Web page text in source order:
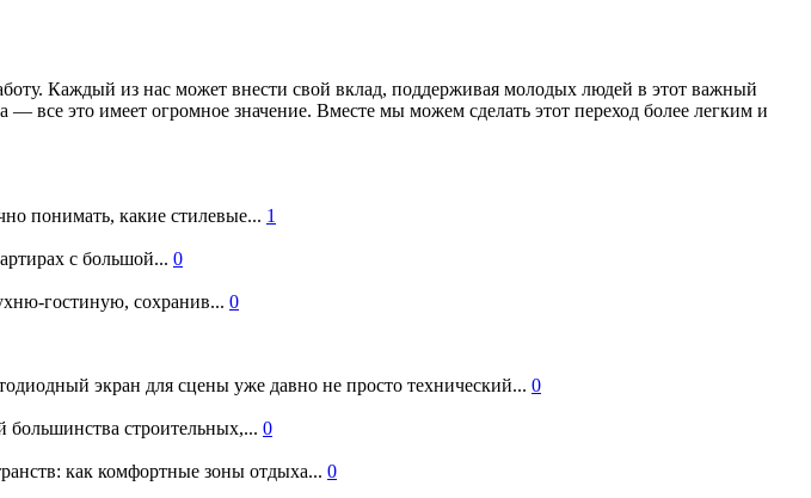
Каждый из нас может внести свой вклад, поддерживая молодых людей в этот важный
все это имеет огромное значение. Вместе мы можем сделать этот переход более легким и
понимать, какие стилевые... 1
с большой... 0
гостиную, сохранив... 0
экран для сцены уже давно не просто технический... 0
большинства строительных,... 0
как комфортные зоны отдыха... 0